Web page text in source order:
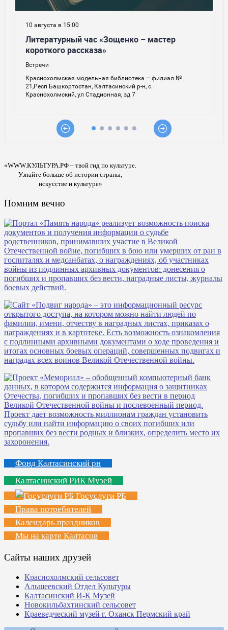
«WWW.КУЛЬТУРА.РФ – твой гид по культуре.
Узнайте больше об истории страны,
искусстве и культуре»
Помним вечно
Фонд Калтасинский рн
Калтасинский РИК Музей
Госуслуги РБ
Права потребителей
Календарь праздников
Мы на карте Калтасов
Сайты наших друзей
Краснохолмский сельсовет
Альшеевский Отдел Культуры
Калтасинский И-К Музей
Новокильбахтинский сельсовет
Краеведческий музей г. Оханск Пермский край